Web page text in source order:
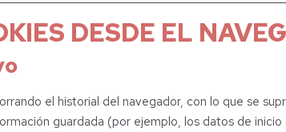
DESDE EL
el historial del navegador, con lo que se
guardada (por ejemplo, los datos de